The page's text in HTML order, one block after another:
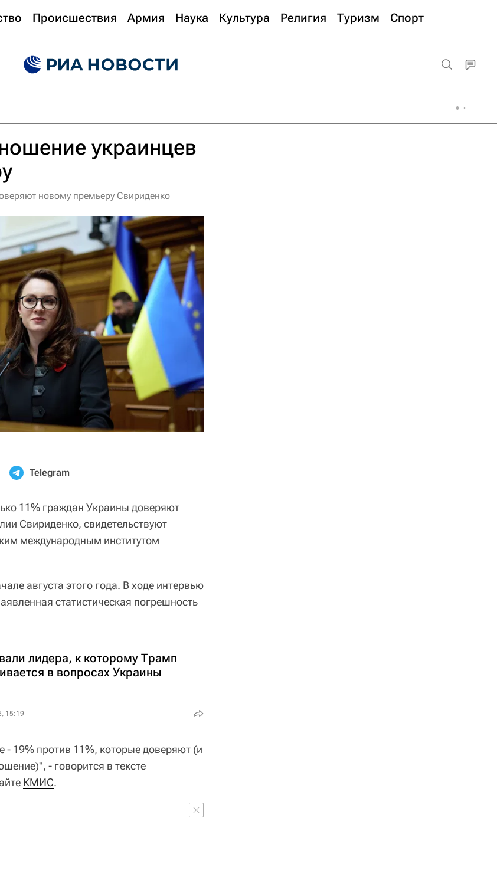
Происшествия Армия Наука Культура Религия Туризм Спорт
украинцев
новому премьеру Свириденко
Telegram
11% граждан Украины доверяют
Свириденко, свидетельствуют
международным институтом
августа этого года. В ходе интервью
статистическая погрешность
лидера, к которому Трамп
в вопросах Украины
15:19
- 19% против 11%, которые доверяют (и
- говорится в тексте
КМИС.